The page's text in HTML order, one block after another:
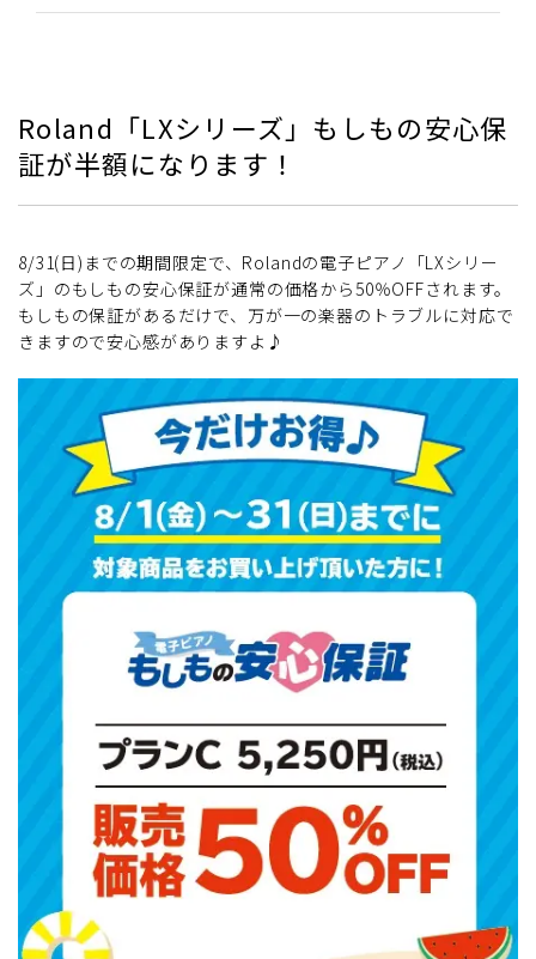
Roland「LXシリーズ」もしもの安心保
証が半額になります！
8/31(日)までの期間限定で、Rolandの電子ピアノ「LXシリー
ズ」のもしもの安心保証が通常の価格から50％OFFされます。
もしもの保証があるだけで、万が一の楽器のトラブルに対応で
きますので安心感がありますよ♪